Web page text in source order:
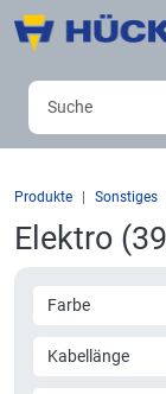
Produkte Sonstiges
Elektro
Farbe
Kabellänge